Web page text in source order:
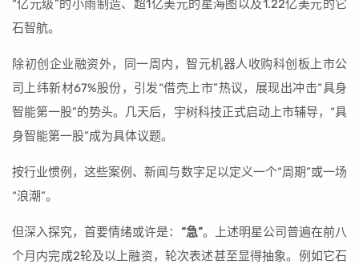
“亿元级”的小雨制造、超1亿美元的星海图以及1.22亿美元的它
石智航。
除初创企业融资外，同一周内，智元机器人收购科创板上市公
司上纬新材67%股份，引发“借壳上市”热议，展现出冲击“具身
智能第一股”的势头。几天后，宇树科技正式启动上市辅导，“具
身智能第一股”成为具体议题。
按行业惯例，这些案例、新闻与数字足以定义一个“周期”或一场
“浪潮”。
但深入探究，首要情绪或许是： “急”。上述明星公司普遍在前八
个月内完成2轮及以上融资，轮次表述甚至显得抽象。例如它石